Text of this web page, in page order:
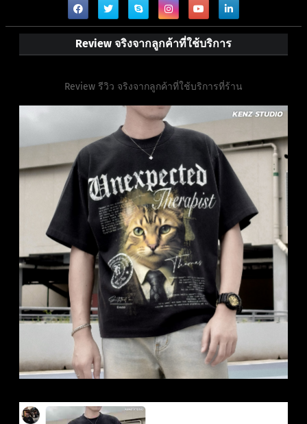
Review จริงจากลูกค้าที่ใช้บริการ
Review รีวิว จริงจากลูกค้าที่ใช้บริการที่ร้าน